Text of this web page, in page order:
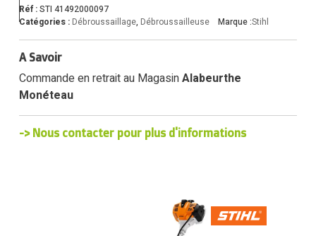
Réf :STI 41492000097
Catégories : Débroussaillage, Débroussailleuse Marque :Stihl
A Savoir
Commande en retrait au MagasinAlabeurthe
Monéteau
-> Nous contacter pour plus d'informations